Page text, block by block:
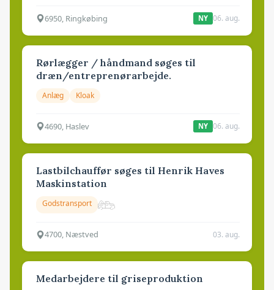
6950, Ringkøbing NY 06. aug.
Rørlægger / håndmand søges til
dræn/entreprenørarbejde.
Anlæg Kloak
4690, Haslev NY 06. aug.
Lastbilchauffør søges til Henrik Haves
Maskinstation
Godstransport
4700, Næstved 03. aug.
Medarbejdere til griseproduktion